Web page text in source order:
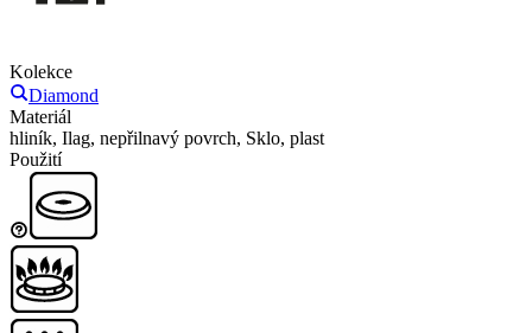
Kolekce
Diamond
Materiál
hliník, Ilag, nepřilnavý povrch, Sklo, plast
Použití